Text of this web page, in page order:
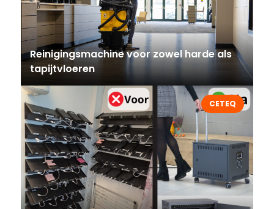
Reinigingsmachine voor zowel harde als
tapijtvloeren
CETEQ